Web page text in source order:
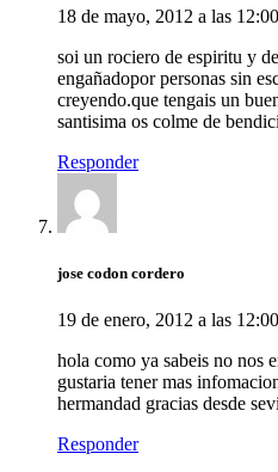
18 de mayo, 2012 a las 12:00
soi un rociero de espiritu y
engañadopor personas sin
creyendo.que tengais un
santisima os colme de
Responder
jose codon cordero
19 de enero, 2012 a las 12:00
hola como ya sabeis no nos
gustaria tener mas
hermandad gracias desde
Responder